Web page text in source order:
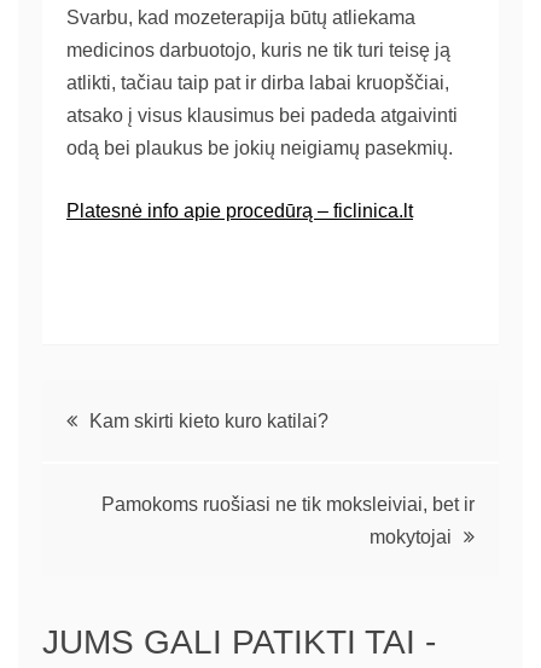
Svarbu, kad mozeterapija būtų atliekama
medicinos darbuotojo, kuris ne tik turi teisę ją
atlikti, tačiau taip pat ir dirba labai kruopščiai,
atsako į visus klausimus bei padeda atgaivinti
odą bei plaukus be jokių neigiamų pasekmių.
Platesnė info apie procedūrą – ficlinica.lt
Kam skirti kieto kuro katilai?
Pamokoms ruošiasi ne tik moksleiviai, bet ir
mokytojai
JUMS GALI PATIKTI TAI -